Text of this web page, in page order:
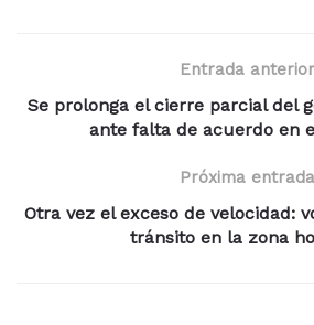
Entrada anterior
Se prolonga el cierre parcial del
ante falta de acuerdo en
Próxima entrada
Otra vez el exceso de velocidad:
tránsito en la zona